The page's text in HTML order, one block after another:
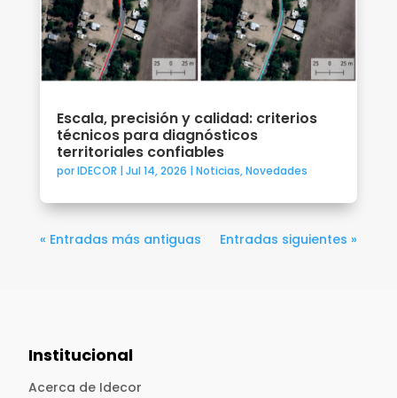
Escala, precisión y calidad: criterios
técnicos para diagnósticos
territoriales confiables
porIDECOR | Jul 14, 2026 | Noticias,Novedades
« Entradas más antiguas Entradas siguientes »
Institucional
Acerca de Idecor